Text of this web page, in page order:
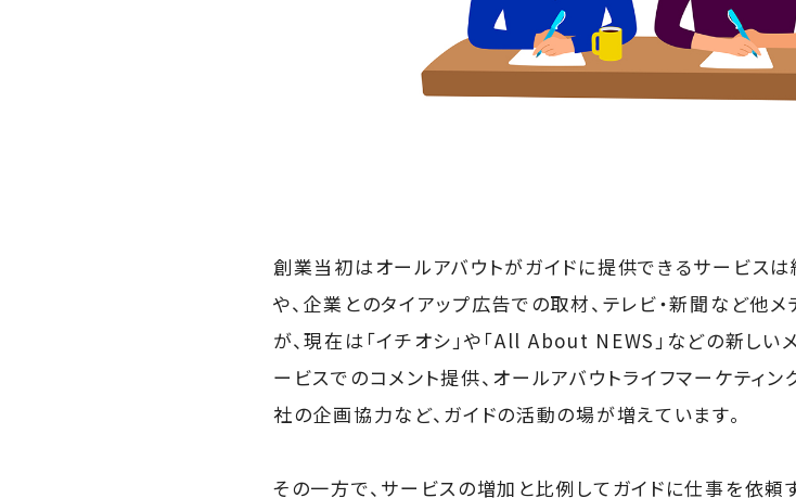
創業当初はオールアバウトがガイドに提供できるサービス
や、企業とのタイアップ広告での取材、テレビ・新聞など他
が、現在は「イチオシ」や「All About NEWS」などの新しい
ービスでのコメント提供、オールアバウトライフマーケティ
社の企画協力など、ガイドの活動の場が増えています。
その一方で、サービスの増加と比例してガイドに仕事を依